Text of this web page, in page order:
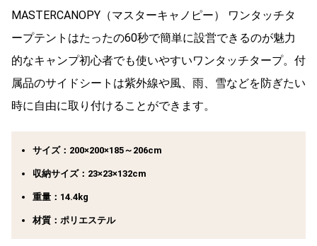
MASTERCANOPY（マスターキャノピー） ワンタッチタ
ープテントはたったの60秒で簡単に設営できるのが魅力
的なキャンプ初心者でも使いやすいワンタッチタープ。付
属品のサイドシートは紫外線や風、雨、雪などを防ぎたい
時に自由に取り付けることができます。
サイズ：200×200×185～206cm
収納サイズ：23×23×132cm
重量：14.4kg
材質：ポリエステル